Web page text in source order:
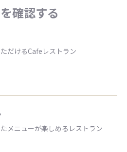
確認する
だけるCafeレストラン
メニューが楽しめるレストラン